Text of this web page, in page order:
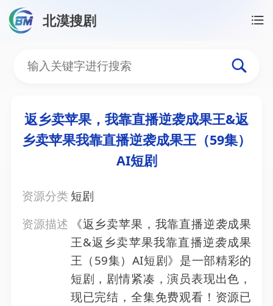
北漠搜剧
返乡卖苹果，我靠直播
返乡卖苹果，我靠直播逆袭成果王&返
乡卖苹果我靠直播逆袭成果王（59集）
AI短剧
资源分类 短剧
资源描述
《返乡卖苹果，我靠直播逆袭成果
王&返乡卖苹果我靠直播逆袭成果
王（59集）AI短剧》是一部精彩的
短剧，剧情紧凑，演员表现出色，
现已完结，全集免费观看！资源已